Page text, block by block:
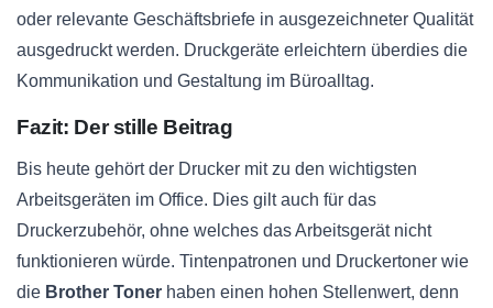
oder relevante Geschäftsbriefe in ausgezeichneter Qualität
ausgedruckt werden. Druckgeräte erleichtern überdies die
Kommunikation und Gestaltung im Büroalltag.
Fazit: Der stille Beitrag
Bis heute gehört der Drucker mit zu den wichtigsten
Arbeitsgeräten im Office. Dies gilt auch für das
Druckerzubehör, ohne welches das Arbeitsgerät nicht
funktionieren würde. Tintenpatronen und Druckertoner wie
die Brother Toner haben einen hohen Stellenwert, denn